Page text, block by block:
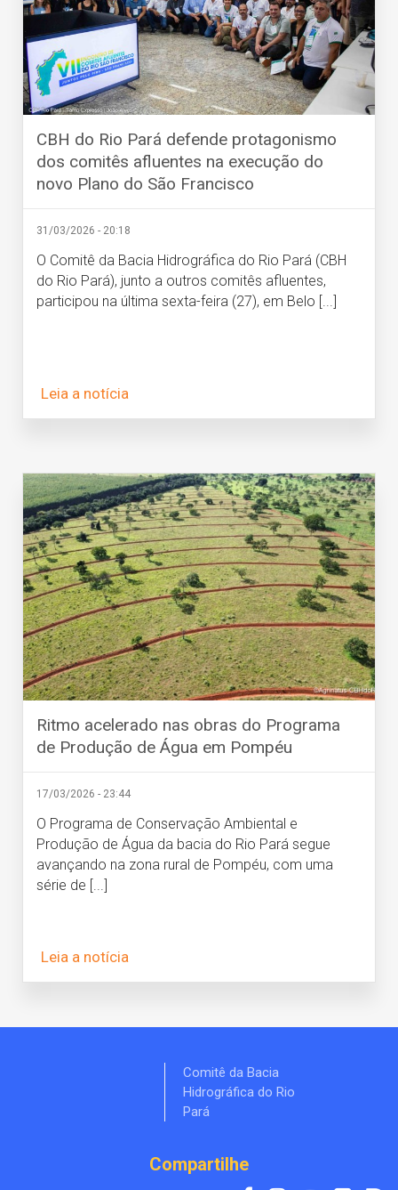
CBH do Rio Pará defende protagonismo
dos comitês afluentes na execução do
novo Plano do São Francisco
31/03/2026 - 20:18
O Comitê da Bacia Hidrográfica do Rio Pará (CBH
do Rio Pará), junto a outros comitês afluentes,
participou na última sexta-feira (27), em Belo [...]
Leia a notícia
Ritmo acelerado nas obras do Programa
de Produção de Água em Pompéu
17/03/2026 - 23:44
O Programa de Conservação Ambiental e
Produção de Água da bacia do Rio Pará segue
avançando na zona rural de Pompéu, com uma
série de [...]
Leia a notícia
Comitê da Bacia
Hidrográfica do Rio
Pará
Compartilhe